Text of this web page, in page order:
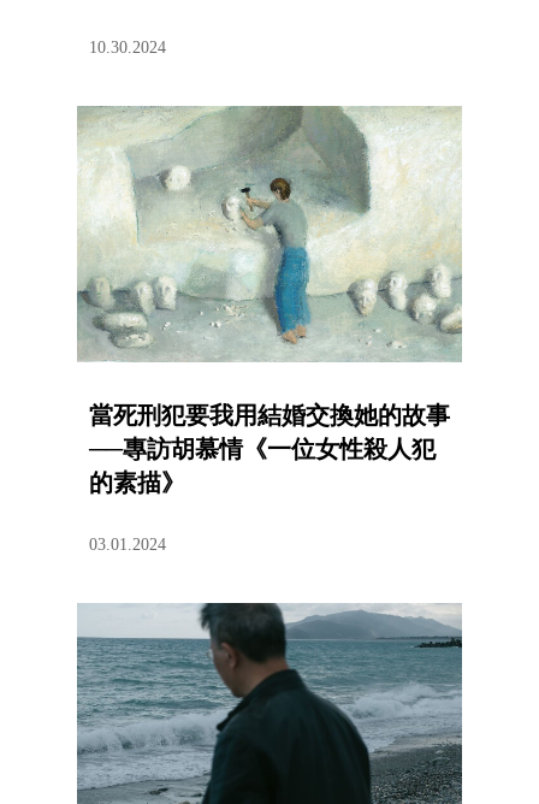
10.30.2024
當死刑犯要我用結婚交換她的故事
──專訪胡慕情《一位女性殺人犯
的素描》
03.01.2024